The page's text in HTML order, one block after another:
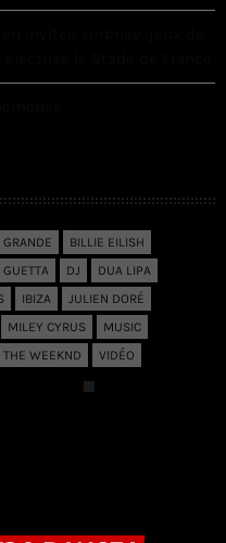
BILLIE EILISH
GUETTA DJ
DUA LIPA
IBIZA
JULIEN DORÉ
MILEY CYRUS
MUSIC
THE WEEKND VIDÉO